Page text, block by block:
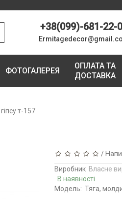
+38(099)-681-22-
ФОТОГАЛЕРЕЯ
ОПЛАТА ТА
ДОСТАВКА
т-157
/
Виробник Власне
В наявності
Модель: Тяга,